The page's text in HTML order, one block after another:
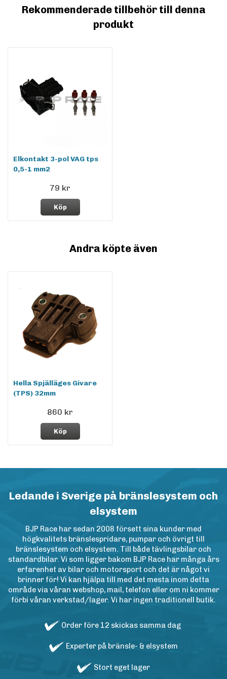
Rekommenderade tillbehör till denna
produkt
Elkontakt 3-pol VAG tps
0,5-1 mm2
79 kr
Köp
Andra köpte även
Hella Spjälläges Givare
(TPS) 32mm
860 kr
Köp
Ledande i Sverige på bränslesystem och
elsystem
BJP Race har sedan 2008 försett sina kunder med
högkvalitets bränslespridare, pumpar och övrigt till
bränslesystem och elsystem. Till både tävlingsbilar och
standardbilar. Vi som ligger bakom BJP Race har många års
erfarenhet av bilar och motorsport och det är något vi
brinner för! Vi kan hjälpa till med det mesta inom detta
område via våran webshop, mail, telefon eller om ni kommer
förbi våran verkstad/lager. Vi har ingen traditionell butik.
Order före 12 skickas samma dag
Experter på bränsle- & elsystem
Stort eget lager